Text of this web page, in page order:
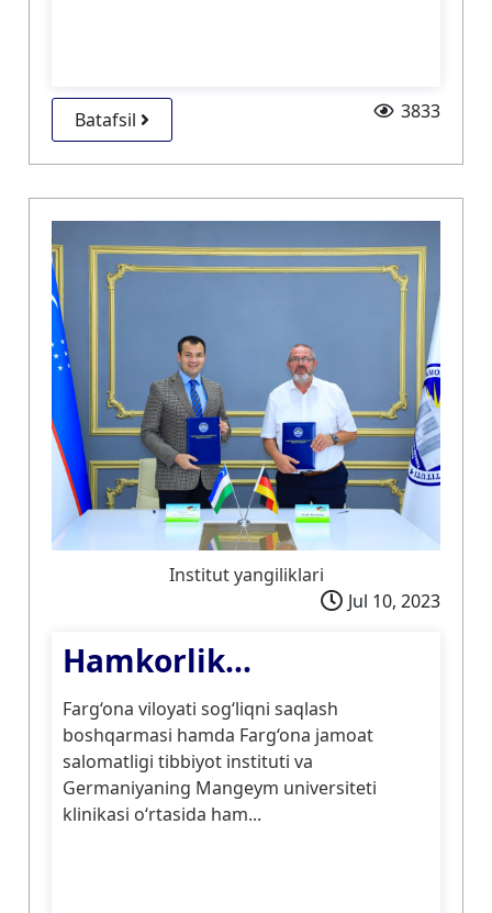
Batafsil 3833
Institut yangiliklari
Jul 10, 2023
Hamkorlik...
Farg‘ona viloyati sog‘liqni saqlash
boshqarmasi hamda Farg‘ona jamoat
salomatligi tibbiyot instituti va
Germaniyaning Mangeym universiteti
klinikasi o‘rtasida ham...